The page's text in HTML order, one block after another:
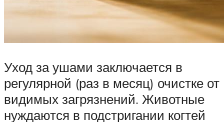
Уход за ушами заключается в
регулярной (раз в месяц) очистке от
видимых загрязнений. Животные
нуждаются в подстригании когтей